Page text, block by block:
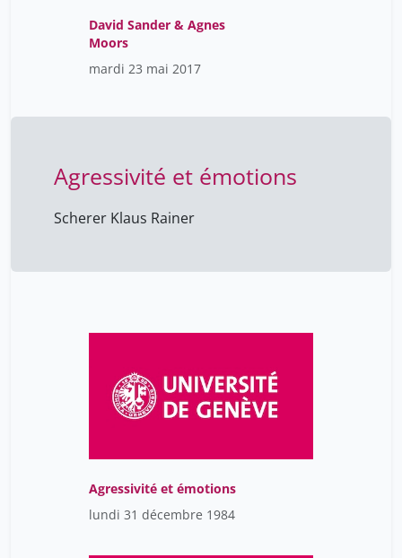
David Sander & Agnes
Moors
mardi 23 mai 2017
Agressivité et émotions
Scherer Klaus Rainer
Agressivité et émotions
lundi 31 décembre 1984